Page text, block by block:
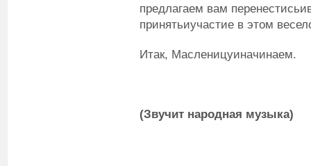
предлагаем вам
принятьиучастие в этом
Итак, Масленицуиначинаем.
(Звучит народная музыка)